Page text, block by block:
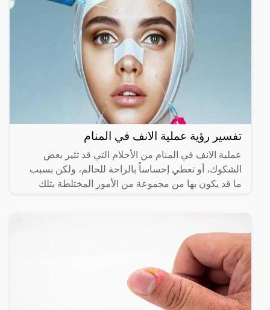
تفسير رؤية عملية الانف في المنام
عملية الانف في المنام من الأحلام التي قد تثير بعض
الشكوك، أو تعطي إحساساً بالراحة للحالم، ولكن بسبب
ما قد يكون بها من مجموعة من الأمور المختلطة بتلك